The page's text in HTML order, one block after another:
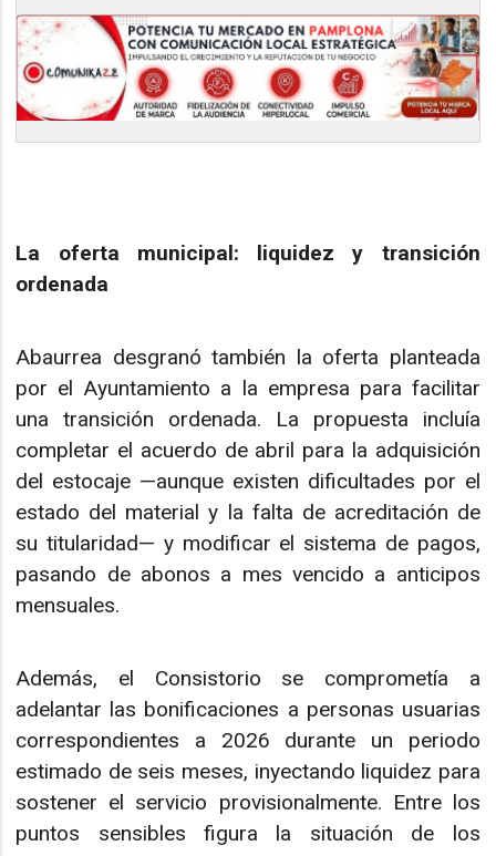
La oferta municipal: liquidez y transición
ordenada
Abaurrea desgranó también la oferta planteada
por el Ayuntamiento a la empresa para facilitar
una transición ordenada. La propuesta incluía
completar el acuerdo de abril para la adquisición
del estocaje —aunque existen dificultades por el
estado del material y la falta de acreditación de
su titularidad— y modificar el sistema de pagos,
pasando de abonos a mes vencido a anticipos
mensuales.
Además, el Consistorio se comprometía a
adelantar las bonificaciones a personas usuarias
correspondientes a 2026 durante un periodo
estimado de seis meses, inyectando liquidez para
sostener el servicio provisionalmente. Entre los
puntos sensibles figura la situación de los